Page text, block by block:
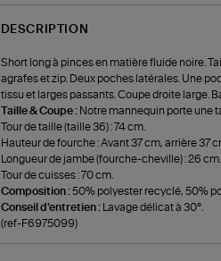
DESCRIPTION
Short long à pinces en matière fluide noire.
agrafes et zip. Deux poches latérales. Une
tissu et larges passants. Coupe droite large.
Taille & Coupe : Notre mannequin porte une
Tour de taille (taille 36) : 74 cm.
Hauteur de fourche : Avant 37 cm, arrière 37
Longueur de jambe (fourche-cheville) : 26 cm.
Tour de cuisses : 70 cm.
Composition :50% polyester recyclé, 50%
Conseil d'entretien :
Lavage délicat à 30°.
(ref-F6975099)